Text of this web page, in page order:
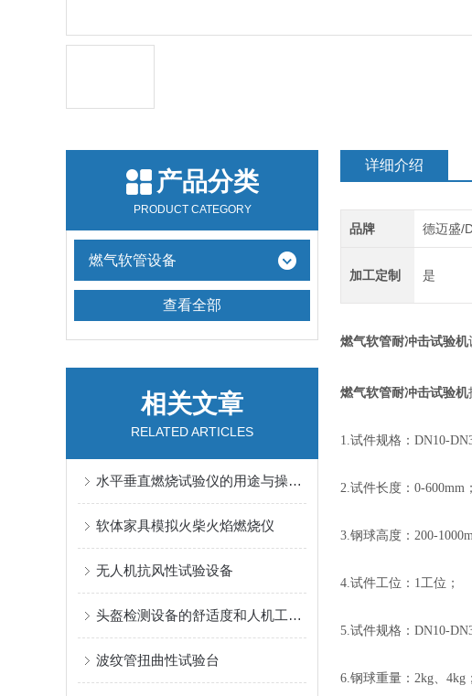
产品分类
PRODUCT CATEGORY
燃气软管设备
查看全部
相关文章
RELATED ARTICLES
水平垂直燃烧试验仪的用途与操作步骤
软体家具模拟火柴火焰燃烧仪
无人机抗风性试验设备
头盔检测设备的舒适度和人机工程设计
波纹管扭曲性试验台
详细介绍
品牌 德迈盛/
加工定制 是
燃气软管耐冲击试验机
燃气软管耐冲击试验机
1.试件规格：DN10-
2.试件长度：0-600mm；
3.钢球高度：200-
4.试件工位：1工位；
5.试件规格：DN10-
6.钢球重量：2kg、4kg；